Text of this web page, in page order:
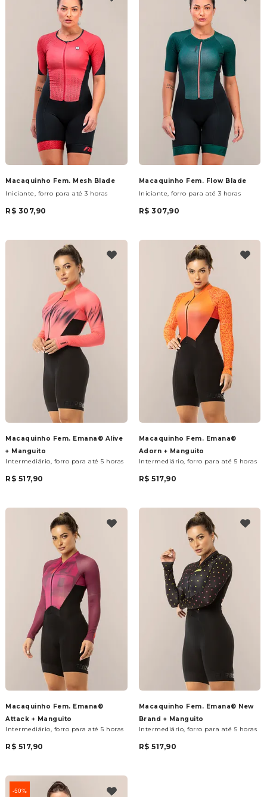
Macaquinho Fem. Mesh Blade
Iniciante, forro para até 3 horas
R$ 307,90
Macaquinho Fem. Flow Blade
Iniciante, forro para até 3 horas
R$ 307,90
Macaquinho Fem. Emana® Alive
+ Manguito
Intermediário, forro para até 5 horas
R$ 517,90
Macaquinho Fem. Emana®
Adorn + Manguito
Intermediário, forro para até 5 horas
R$ 517,90
Macaquinho Fem. Emana®
Attack + Manguito
Intermediário, forro para até 5 horas
R$ 517,90
Macaquinho Fem. Emana® New
Brand + Manguito
Intermediário, forro para até 5 horas
R$ 517,90
50%